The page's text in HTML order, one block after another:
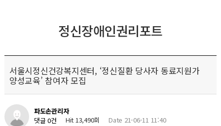
정신장애인권리포트
서울시정신건강복지센터, ‘정신질환 당사자 동료지원가
양성교육’ 참여자 모집
파도손관리자
댓글 0건
Hit 13,490회 Date 21-06-11 11:40